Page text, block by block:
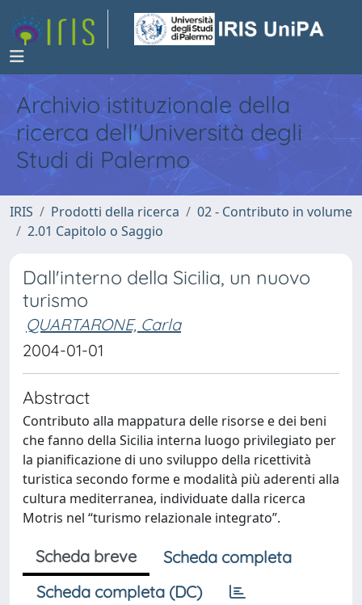
Archivio istituzionale della
ricerca dell'Università degli
Studi di Palermo
IRIS Prodotti della ricerca
02 - Contributo in volume
2.01 Capitolo o Saggio
Dall'interno della Sicilia, un nuovo
turismo
QUARTARONE, Carla
2004-01-01
Abstract
Contributo alla mappatura delle risorse e dei beni
che fanno della Sicilia interna luogo privilegiato per
la pianificazione di uno sviluppo della ricettività
turistica secondo forme e modalità più aderenti alla
cultura mediterranea, individuate dalla ricerca
Motris nel “turismo relazionale integrato”.
Scheda breve
Scheda completa
Scheda completa (DC)